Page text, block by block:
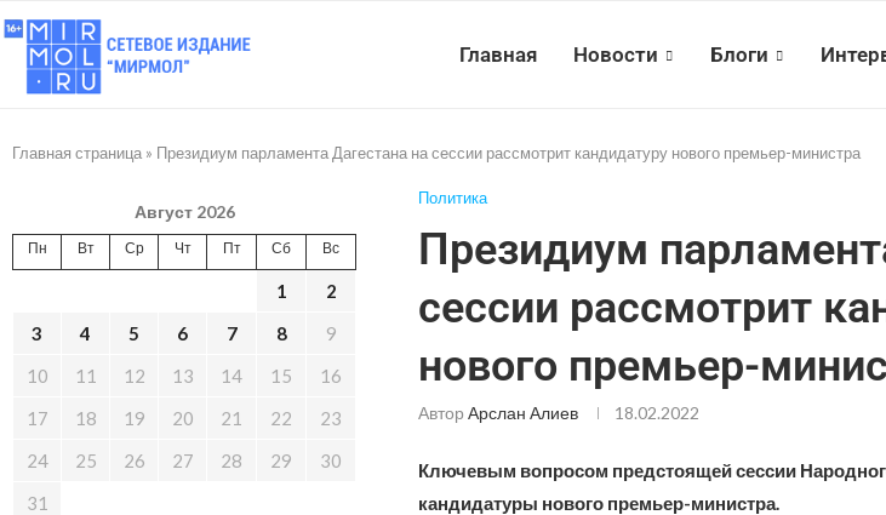
Главная Новости Блоги
Главная страница » Президиум парламента Дагестана на сессии рассмотрит кандидатуру нового премьер-министра
Политика
Президиум
сессии рассмотрит
нового премьер-
Автор Арслан Алиев 18.02.2022
Ключевым вопросом предстоящей сессии
кандидатуры нового премьер-министра.
Август 2026
Пн Вт Ср Чт Пт Сб Вс
1
2
3
4 5 6 7 8
9
10
11 12 13 14 15
16
17
18 19 20 21 22
23
24
25 26 27 28 29
30
31